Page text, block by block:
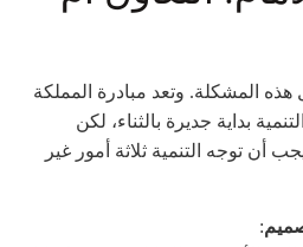
المشكلة. وتعد مبادرة المملكة
بداية جديرة بالثناء، لكن
أن توجه التنمية ثلاثة أمور غير
: